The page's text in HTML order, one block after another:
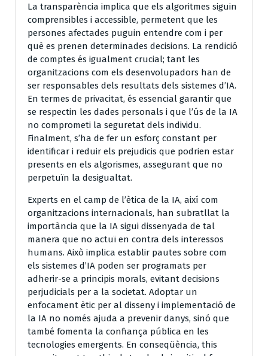
La transparència implica que els algoritmes siguin
comprensibles i accessible, permetent que les
persones afectades puguin entendre com i per
què es prenen determinades decisions. La rendició
de comptes és igualment crucial; tant les
organitzacions com els desenvolupadors han de
ser responsables dels resultats dels sistemes d’IA.
En termes de privacitat, és essencial garantir que
se respectin les dades personals i que l’ús de la IA
no comprometi la seguretat dels individu.
Finalment, s’ha de fer un esforç constant per
identificar i reduir els prejudicis que podrien estar
presents en els algorismes, assegurant que no
perpetuïn la desigualtat.
Experts en el camp de l’ètica de la IA, així com
organitzacions internacionals, han subratllat la
importància que la IA sigui dissenyada de tal
manera que no actuï en contra dels interessos
humans. Això implica establir pautes sobre com
els sistemes d’IA poden ser programats per
adherir-se a principis morals, evitant decisions
perjudicials per a la societat. Adoptar un
enfocament ètic per al disseny i implementació de
la IA no només ajuda a prevenir danys, sinó que
també fomenta la confiança pública en les
tecnologies emergents. En conseqüència, this